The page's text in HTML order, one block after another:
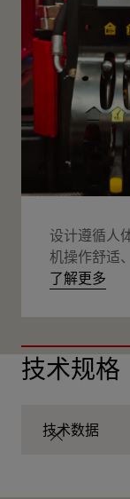
设计遵循人
机操作舒适
了解更多
技术规格
技术数据